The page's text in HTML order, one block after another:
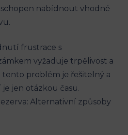
nabídnout vhodné
frustrace s
vyžaduje trpělivost a
tento problém je řešitelný a
jen otázkou času.